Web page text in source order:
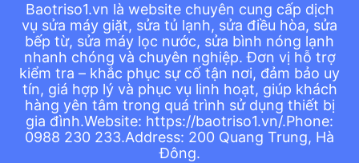
Baotriso1.vn là website chuyên cung cấp dịch
vụ sửa máy giặt, sửa tủ lạnh, sửa điều hòa, sửa
bếp từ, sửa máy lọc nước, sửa bình nóng lạnh
nhanh chóng và chuyên nghiệp. Đơn vị hỗ trợ
kiểm tra – khắc phục sự cố tận nơi, đảm bảo uy
tín, giá hợp lý và phục vụ linh hoạt, giúp khách
hàng yên tâm trong quá trình sử dụng thiết bị
gia đình.Website: https://baotriso1.vn/.Phone:
0988 230 233.Address: 200 Quang Trung, Hà
Đông.